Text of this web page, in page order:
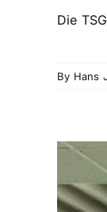
Die
By Hans